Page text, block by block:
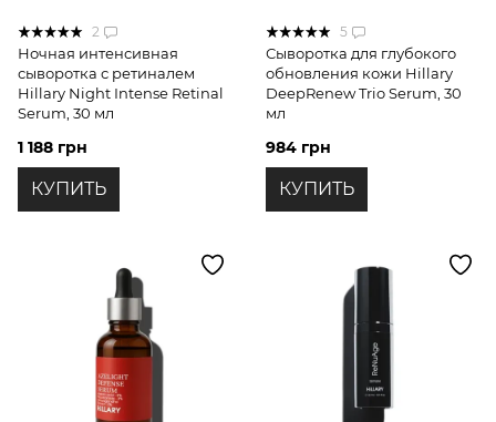
2
Ночная интенсивная
сыворотка с ретиналем
Hillary Night Intense Retinal
Serum, 30 мл
1 188 грн
КУПИТЬ
5
Сыворотка для глубокого
обновления кожи Hillary
DeepRenew Trio Serum, 30
мл
984 грн
КУПИТЬ